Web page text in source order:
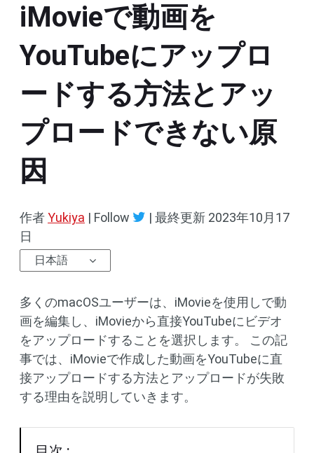
iMovieで動画を
YouTubeにアップロ
ードする方法とアッ
プロードできない原
因
作者Yukiya | Follow | 最終更新 2023年10月17
日
日本語
多くのmacOSユーザーは、iMovieを使用しで動
画を編集し、iMovieから直接YouTubeにビデオ
をアップロードすることを選択します。 この記
事では、iMovieで作成した動画をYouTubeに直
接アップロードする方法とアップロードが失敗
する理由を説明していきます。